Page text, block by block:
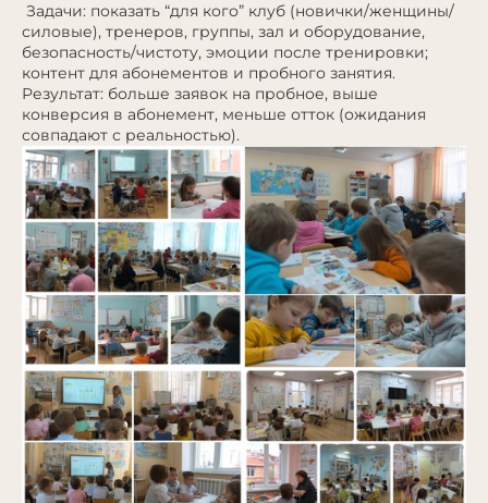
Задачи: показать “для кого” клуб (новички/женщины/
силовые), тренеров, группы, зал и оборудование,
безопасность/чистоту, эмоции после тренировки;
контент для абонементов и пробного занятия.
Результат: больше заявок на пробное, выше
конверсия в абонемент, меньше отток (ожидания
совпадают с реальностью).